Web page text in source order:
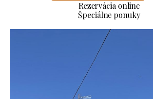
Rezervácia online
Špeciálne ponuky